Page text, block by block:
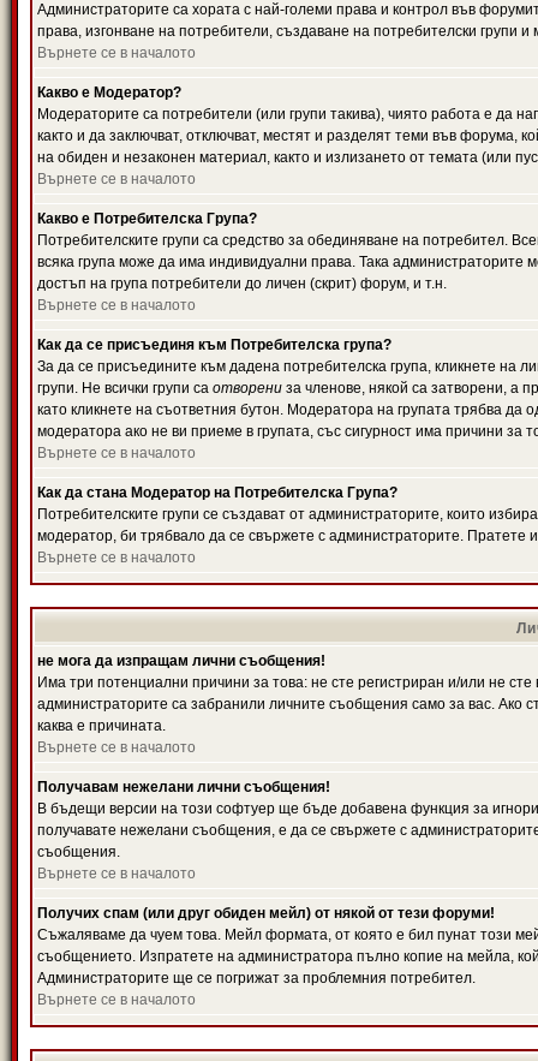
Администраторите са хората с най-големи права и контрол във
права, изгонване на потребители, създаване на потребителски групи
Върнете се в началото
Какво е Модератор?
Модераторите са потребители (или групи такива), чиято работа е да
както и да заключват, отключват, местят и разделят теми във форума,
на обиден и незаконен материал, както и излизането от темата (или
Върнете се в началото
Какво е Потребителска Група?
Потребителските групи са средство за обединяване на потребител.
всяка група може да има индивидуални права. Така
достъп на група потребители до личен (скрит) форум, и т.н.
Върнете се в началото
Как да се присъединя към Потребителска група?
За да се присъедините към дадена потребителска група, кликнете на
групи. Не всички групи са отворени за членове, някой са затворени, а
като кликнете на съответния бутон. Модератора на групата трябва
модератора ако не ви приеме в групата, със сигурност има причини за
Върнете се в началото
Как да стана Модератор на Потребителска Група?
Потребителските групи се създават от администраторите, които
модератор, би трябвало да се свържете с администраторите.
Върнете се в началото
не мога да изпращам лични съобщения!
Има три потенциални причини за това: не сте регистриран и/или не
администраторите са забранили личните съобщения само за вас. Ако
каква е причината.
Върнете се в началото
Получавам нежелани лични съобщения!
В бъдещи версии на този софтуер ще бъде добавена функция за
получавате нежелани съобщения, е да се свържете с
съобщения.
Върнете се в началото
Получих спам (или друг обиден мейл) от някой от тези форуми!
Съжаляваме да чуем това. Мейл формата, от която е бил пунат този
съобщението. Изпратете на администратора пълно копие на мейла,
Администраторите ще се погрижат за проблемния потребител.
Върнете се в началото